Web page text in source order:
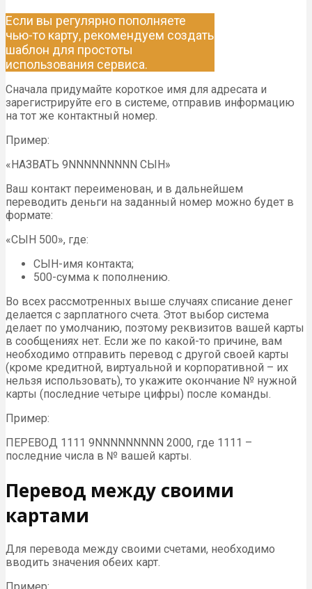
Если вы регулярно пополняете
чью-то карту, рекомендуем создать
шаблон для простоты
использования сервиса.
Сначала придумайте короткое имя для адресата и
зарегистрируйте его в системе, отправив информацию
на тот же контактный номер.
Пример:
«НАЗВАТЬ 9NNNNNNNNN СЫН»
Ваш контакт переименован, и в дальнейшем
переводить деньги на заданный номер можно будет в
формате:
«СЫН 500», где:
СЫН-имя контакта;
500-сумма к пополнению.
Во всех рассмотренных выше случаях списание денег
делается с зарплатного счета. Этот выбор система
делает по умолчанию, поэтому реквизитов вашей карты
в сообщениях нет. Если же по какой-то причине, вам
необходимо отправить перевод с другой своей карты
(кроме кредитной, виртуальной и корпоративной – их
нельзя использовать), то укажите окончание № нужной
карты (последние четыре цифры) после команды.
Пример:
ПЕРЕВОД 1111 9NNNNNNNNN 2000, где 1111 –
последние числа в № вашей карты.
Перевод между своими
картами
Для перевода между своими счетами, необходимо
вводить значения обеих карт.